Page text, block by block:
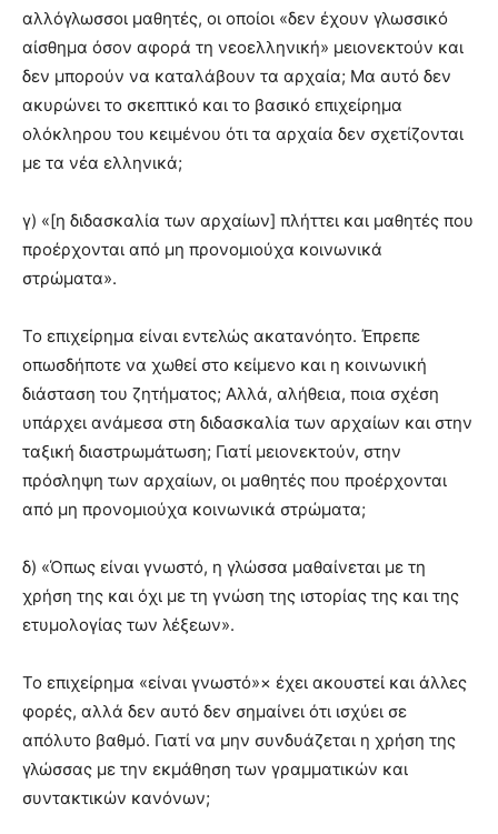
αλλόγλωσσοι μαθητές, οι οποίοι «δεν έχουν γλωσσικό
αίσθημα όσον αφορά τη νεοελληνική» μειονεκτούν και
δεν μπορούν να καταλάβουν τα αρχαία; Μα αυτό δεν
ακυρώνει το σκεπτικό και το βασικό επιχείρημα
ολόκληρου του κειμένου ότι τα αρχαία δεν σχετίζονται
με τα νέα ελληνικά;
γ) «[η διδασκαλία των αρχαίων] πλήττει και μαθητές που
προέρχονται από μη προνομιούχα κοινωνικά
στρώματα».
Το επιχείρημα είναι εντελώς ακατανόητο. Έπρεπε
οπωσδήποτε να χωθεί στο κείμενο και η κοινωνική
διάσταση του ζητήματος; Αλλά, αλήθεια, ποια σχέση
υπάρχει ανάμεσα στη διδασκαλία των αρχαίων και στην
ταξική διαστρωμάτωση; Γιατί μειονεκτούν, στην
πρόσληψη των αρχαίων, οι μαθητές που προέρχονται
από μη προνομιούχα κοινωνικά στρώματα;
δ) «Όπως είναι γνωστό, η γλώσσα μαθαίνεται με τη
χρήση της και όχι με τη γνώση της ιστορίας της και της
ετυμολογίας των λέξεων».
Το επιχείρημα «είναι γνωστό»× έχει ακουστεί και άλλες
φορές, αλλά δεν αυτό δεν σημαίνει ότι ισχύει σε
απόλυτο βαθμό. Γιατί να μην συνδυάζεται η χρήση της
γλώσσας με την εκμάθηση των γραμματικών και
συντακτικών κανόνων;